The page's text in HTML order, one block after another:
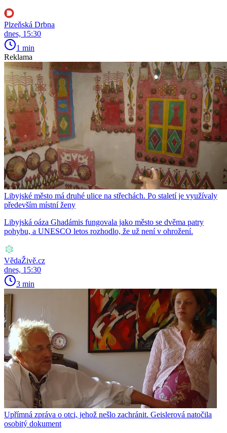
Plzeňská Drbna
dnes, 15:30
1 min
Reklama
Libyjské město má druhé ulice na střechách. Po staletí je využívaly
především místní ženy
Libyjská oáza Ghadámis fungovala jako město se dvěma patry
pohybu, a UNESCO letos rozhodlo, že už není v ohrožení.
VědaŽivě.cz
dnes, 15:30
3 min
Upřímná zpráva o otci, jehož nešlo zachránit. Geislerová natočila
osobitý dokument